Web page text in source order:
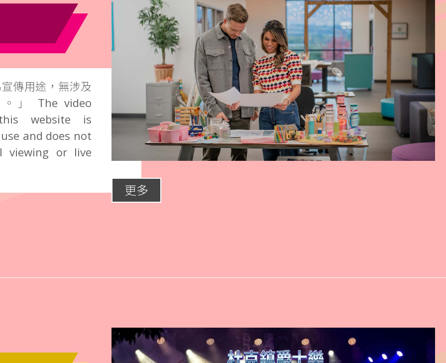
傳用途，無涉及
」 The video
website is
and does not
viewing or live
更多